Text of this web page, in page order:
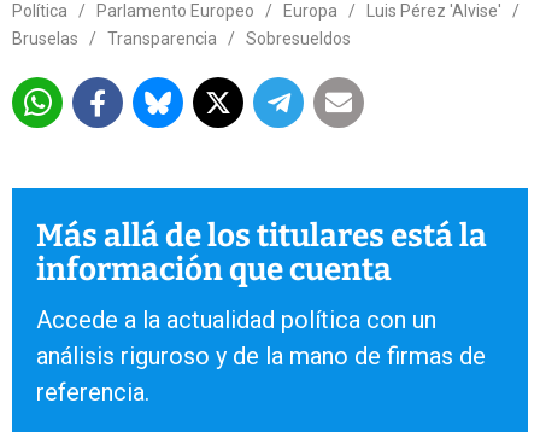
Política
/ Parlamento Europeo / Europa / Luis Pérez 'Alvise'
/
Bruselas
/ Transparencia / Sobresueldos
Más allá de los titulares está la
información que cuenta
Accede a la actualidad política con un
análisis riguroso y de la mano de firmas de
referencia.